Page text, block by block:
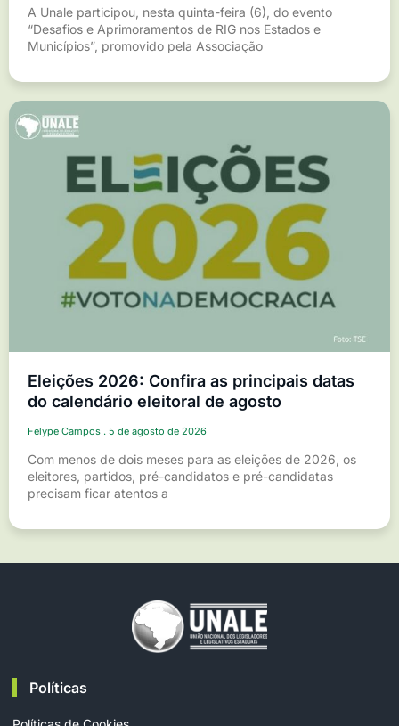
A Unale participou, nesta quinta-feira (6), do evento
“Desafios e Aprimoramentos de RIG nos Estados e
Municípios”, promovido pela Associação
Eleições 2026: Confira as principais datas
do calendário eleitoral de agosto
Felype Campos 5 de agosto de 2026
Com menos de dois meses para as eleições de 2026, os
eleitores, partidos, pré-candidatos e pré-candidatas
precisam ficar atentos a
Políticas